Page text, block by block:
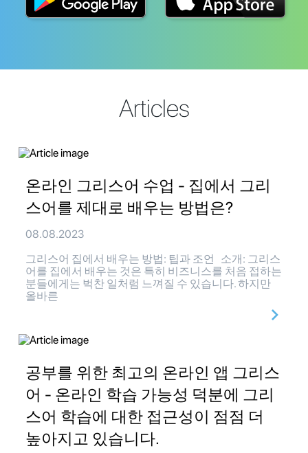
Articles
온라인 그리스어 수업 - 집에서 그리
스어를 제대로 배우는 방법은?
08.08.2023
그리스어 집에서 배우는 방법: 팁과 조언 소개: 그리스
어를 집에서 배우는 것은 특히 비즈니스를 처음 접하는
분들에게는 벅찬 일처럼 느껴질 수 있습니다. 하지만
올바른
공부를 위한 최고의 온라인 앱 그리스
어 - 온라인 학습 가능성 덕분에 그리
스어 학습에 대한 접근성이 점점 더
높아지고 있습니다.